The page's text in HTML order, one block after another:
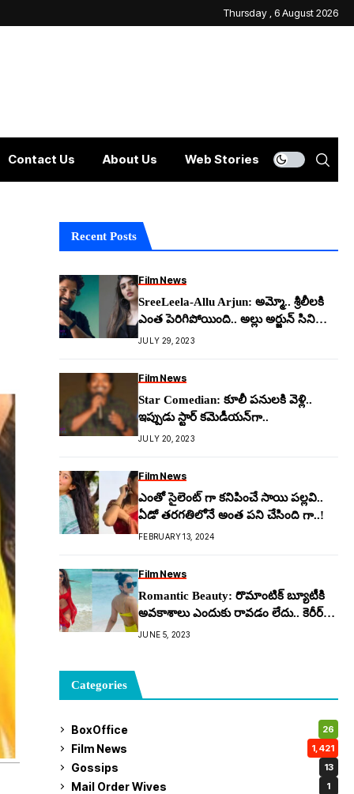
Thursday , 6 August 2026
Contact Us About Us Web Stories
Recent Posts
Film News
SreeLeela-Allu Arjun: అమ్మో.. శ్రీలీలకి
ఎంత పెరిగిపోయింది.. అల్లు అర్జున్ సినిమాకే
నో చెప్పేసిందా..!
JULY 29, 2023
Film News
Star Comedian: కూలీ ప‌నుల‌కి వెళ్లి..
ఇప్పుడు స్టార్ క‌మెడీయ‌న్‌గా..
JULY 20, 2023
Film News
ఎంతో సైలెంట్ గా కనిపించే సాయి పల్లవి..
ఏడో తరగతిలోనే అంత పని చేసింది గా..!
FEBRUARY 13, 2024
Film News
Romantic Beauty: రొమాంటిక్ బ్యూటీకి
అవ‌కాశాలు ఎందుకు రావ‌డం లేదు.. కెరీర్
ముగిసిన‌ట్టేనా..!
JUNE 5, 2023
Categories
BoxOffice 26
Film News 1,421
Gossips 13
Mail Order Wives 1